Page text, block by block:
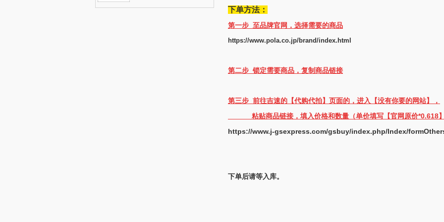
下单方法：
第一步 至品牌官网，选择需要的商品
https://www.pola.co.jp/brand/index.html
第二步 锁定需要商品，复制商品链接
第三步 前往吉速的【代购代拍】 页面的，进入【没有你要的网站】，
粘贴商品链接，填入价格和数量（单价填写【官网原价*0.618】
https://www.j-gsexpress.com/gsbuy/index.php/Index/
下单后请等入库。